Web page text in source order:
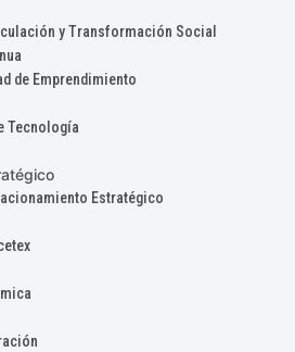
y Transformación Social
de Emprendimiento
Tecnología
Estratégico